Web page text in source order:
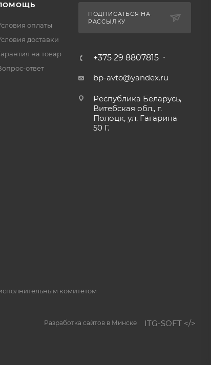
оплаты
доставки
на товар
ответ
ПОДПИСАТЬСЯ НА
РАССЫЛКУ
+375 29 8807815
bp-avto@yandex.ru
Республика Беларусь,
Витебская обл., г.
Полоцк, ул. Гагарина
50 Г.
комитетом
Разработка сайтов в Минске ITG-SOFT </>